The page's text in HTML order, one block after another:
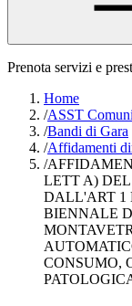
Prenota servizi e
Home
/ASST
/Bandi di Gara
/Affidamenti
/
LETT A) DEL
DALL'ART 1
BIENNALE
CONSUMO,